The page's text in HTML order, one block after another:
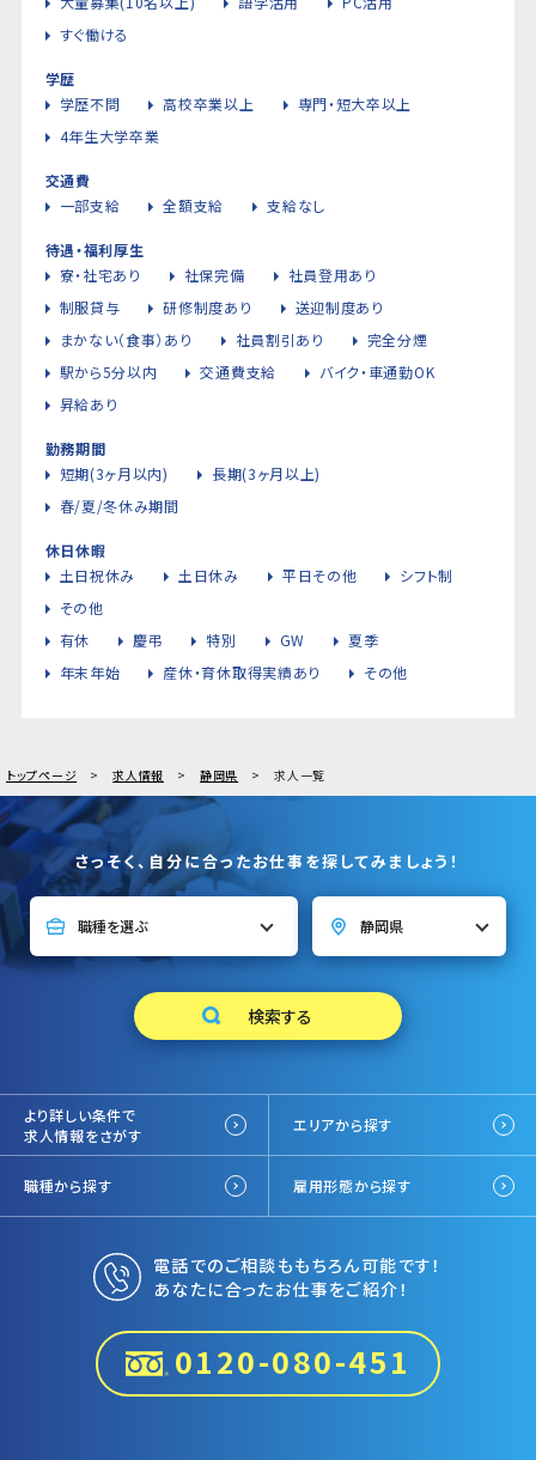
すぐ働ける
学歴
学歴不問
高校卒業以上
専門・短大卒以上
4年生大学卒業
交通費
一部支給
全額支給 支給なし
待遇・福利厚生
寮・社宅あり
社保完備
社員登用あり
制服貸与
研修制度あり
送迎制度あり
まかない（食事）あり
社員割引あり
完全分煙
駅から5分以内
交通費支給
バイク・車通勤OK
昇給あり
勤務期間
短期(3ヶ月以内)
長期(3ヶ月以上)
春/夏/冬休み期間
休日休暇
土日祝休み
土日休み 平日その他
シフト制
その他
有休
慶弔 特別 GW
夏季
年末年始
産休・育休取得実績あり その他
トップページ 求人情報 静岡県 求人一覧
さっそく、自分に合ったお仕事を探してみましょう！
より詳しい条件で
求人情報をさがす
エリアから探す
職種から探す 雇用形態から探す
電話でのご相談ももちろん可能です！
あなたに合ったお仕事をご紹介！
0120-080-451